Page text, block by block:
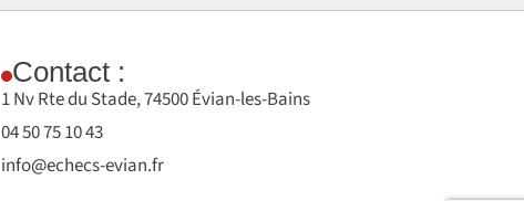
Contact :
1 Nv Rte du Stade, 74500 Évian-les-Bains
04 50 75 10 43
info@echecs-evian.fr